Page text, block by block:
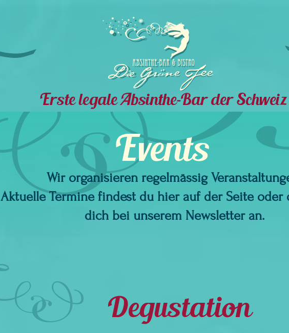
Erste legale Absinthe-Bar der Schweiz
Events
Wir organisieren regelmässig
Aktuelle Termine findest du hier auf der Seite oder
dich bei unserem Newsletter an.
Degustation